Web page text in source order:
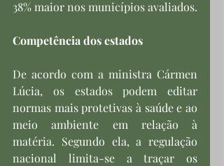
38% maior nos municípios avaliados.
Competência dos estados
De acordo com a ministra Cármen
Lúcia, os estados podem editar
normas mais protetivas à saúde e ao
meio ambiente em relação à
matéria. Segundo ela, a regulação
nacional limita-se a traçar os